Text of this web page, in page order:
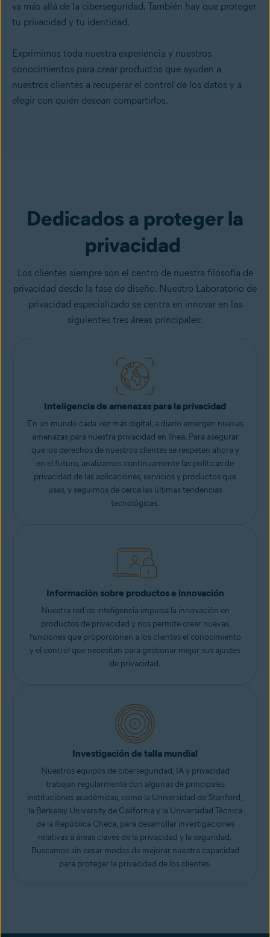
va más allá de la ciberseguridad. También hay que proteger
tu privacidad y tu identidad.
Exprimimos toda nuestra experiencia y nuestros
conocimientos para crear productos que ayuden a
nuestros clientes a recuperar el control de los datos y a
elegir con quién desean compartirlos.
Dedicados a proteger la
privacidad
Los clientes siempre son el centro de nuestra filosofía de
privacidad desde la fase de diseño. Nuestro Laboratorio de
privacidad especializado se centra en innovar en las
siguientes tres áreas principales:
Inteligencia de amenazas para la privacidad
En un mundo cada vez más digital, a diario emergen nuevas
amenazas para nuestra privacidad en línea. Para asegurar
que los derechos de nuestros clientes se respeten ahora y
en el futuro, analizamos continuamente las políticas de
privacidad de las aplicaciones, servicios y productos que
usas, y seguimos de cerca las últimas tendencias
tecnológicas.
Información sobre productos e innovación
Nuestra red de inteligencia impulsa la innovación en
productos de privacidad y nos permite crear nuevas
funciones que proporcionen a los clientes el conocimiento
y el control que necesitan para gestionar mejor sus ajustes
de privacidad.
Investigación de talla mundial
Nuestros equipos de ciberseguridad, IA y privacidad
trabajan regularmente con algunas de principales
instituciones académicas, como la Universidad de Stanford,
la Berkeley University de California y la Universidad Técnica
de la República Checa, para desarrollar investigaciones
relativas a áreas claves de la privacidad y la seguridad.
Buscamos sin cesar modos de mejorar nuestra capacidad
para proteger la privacidad de los clientes.